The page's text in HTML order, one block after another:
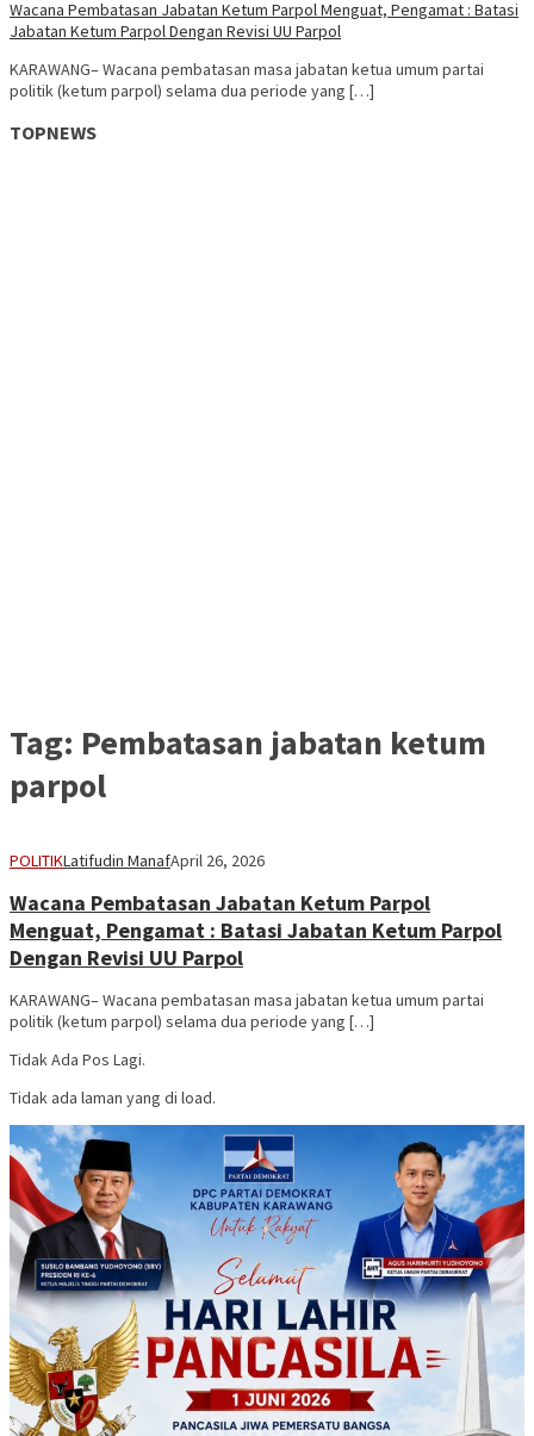
Wacana Pembatasan Jabatan Ketum Parpol Menguat, Pengamat : Batasi
Jabatan Ketum Parpol Dengan Revisi UU Parpol
KARAWANG– Wacana pembatasan masa jabatan ketua umum partai
politik (ketum parpol) selama dua periode yang […]
TOPNEWS
Tag: Pembatasan jabatan ketum
parpol
POLITIKLatifudin ManafApril 26, 2026
Wacana Pembatasan Jabatan Ketum Parpol
Menguat, Pengamat : Batasi Jabatan Ketum Parpol
Dengan Revisi UU Parpol
KARAWANG– Wacana pembatasan masa jabatan ketua umum partai
politik (ketum parpol) selama dua periode yang […]
Tidak Ada Pos Lagi.
Tidak ada laman yang di load.